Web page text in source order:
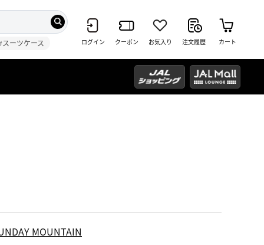
スーツケース ログイン クーポン お気入り 注文履歴 カート
MOUNTAIN